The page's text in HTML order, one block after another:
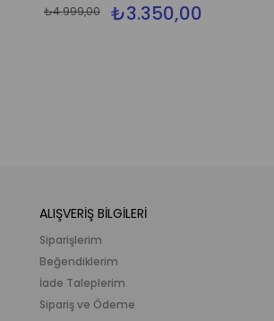
₺3.350,00
₺4.999,00
ALIŞVERİŞ BİLGİLERİ
Siparişlerim
Beğendiklerim
İade Taleplerim
Sipariş ve Ödeme